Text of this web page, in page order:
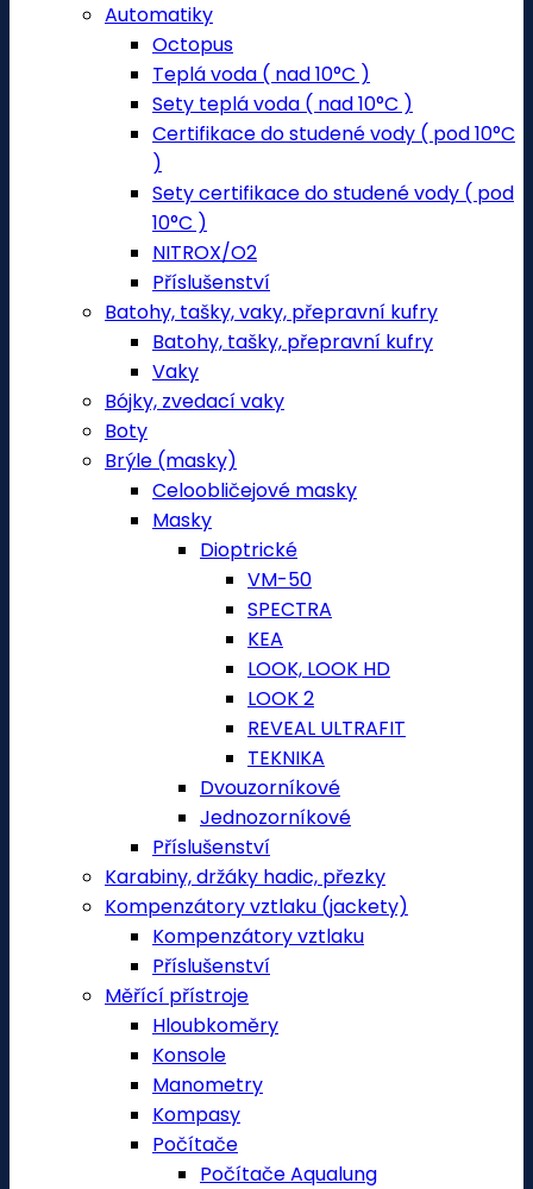
Automatiky
Octopus
Teplá voda ( nad 10°C )
Sety teplá voda ( nad 10°C )
Certifikace do studené vody ( pod 10°C
)
Sety certifikace do studené vody ( pod
10°C )
NITROX/O2
Příslušenství
Batohy, tašky, vaky, přepravní kufry
Batohy, tašky, přepravní kufry
Vaky
Bójky, zvedací vaky
Boty
Brýle (masky)
Celoobličejové masky
Masky
Dioptrické
VM-50
SPECTRA
KEA
LOOK, LOOK HD
LOOK 2
REVEAL ULTRAFIT
TEKNIKA
Dvouzorníkové
Jednozorníkové
Příslušenství
Karabiny, držáky hadic, přezky
Kompenzátory vztlaku (jackety)
Kompenzátory vztlaku
Příslušenství
Měřící přístroje
Hloubkoměry
Konsole
Manometry
Kompasy
Počítače
Počítače Aqualung